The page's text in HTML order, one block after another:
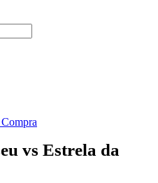
vs Estrela da